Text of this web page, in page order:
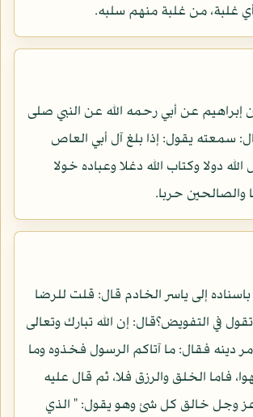
أي غلبة، من غلبة منهم سلبه.
إبراهيم عن أبي رحمه الله عن النبي صلى
سمعته يقول: إذا بلغ آل أبي العاص
الله دولا وكتاب الله دغلا وعباده خولا
والصالحين حربا.
باسناده إلى ياسر الخادم قال: قلت للرضا
في التفويض؟قال: إن الله تبارك وتعالى
دينه فقال: ما آتاكم الرسول فخذوه وما
فاما الخلق والرزق فلا، ثم قال عليه
عز وجل خالق كل شئ وهو يقول: " الذي